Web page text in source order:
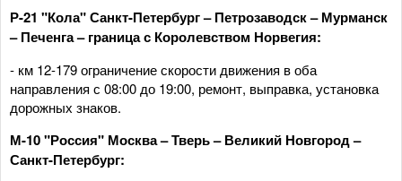
Р-21 "Кола" Санкт-Петербург – Петрозаводск – Мурманск
– Печенга – граница с Королевством Норвегия:
- км 12-179 ограничение скорости движения в оба
направления с 08:00 до 19:00, ремонт, выправка, установка
дорожных знаков.
М-10 "Россия" Москва – Тверь – Великий Новгород –
Санкт-Петербург: